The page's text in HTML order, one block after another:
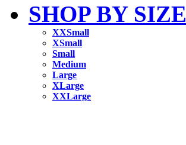
SHOP BY SIZE
XXSmall
XSmall
Small
Medium
Large
XLarge
XXLarge